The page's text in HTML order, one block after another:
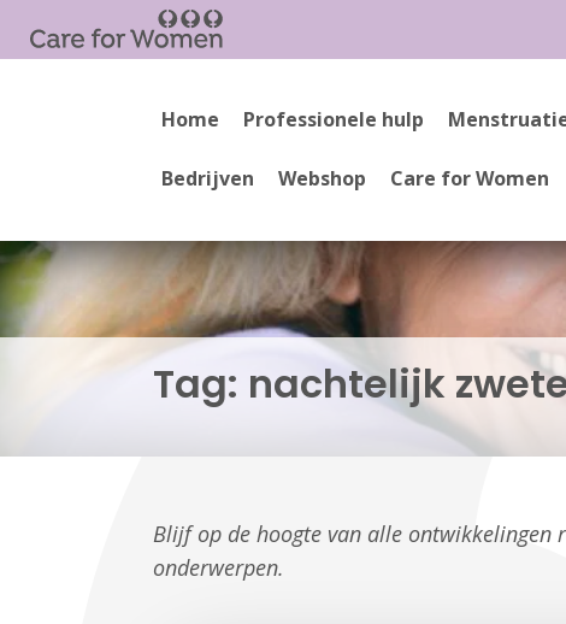
Home Professionele hulp
Bedrijven Webshop Care for Women
Tag: nachtelijk
Blijf op de hoogte van alle ontwikkelingen
onderwerpen.